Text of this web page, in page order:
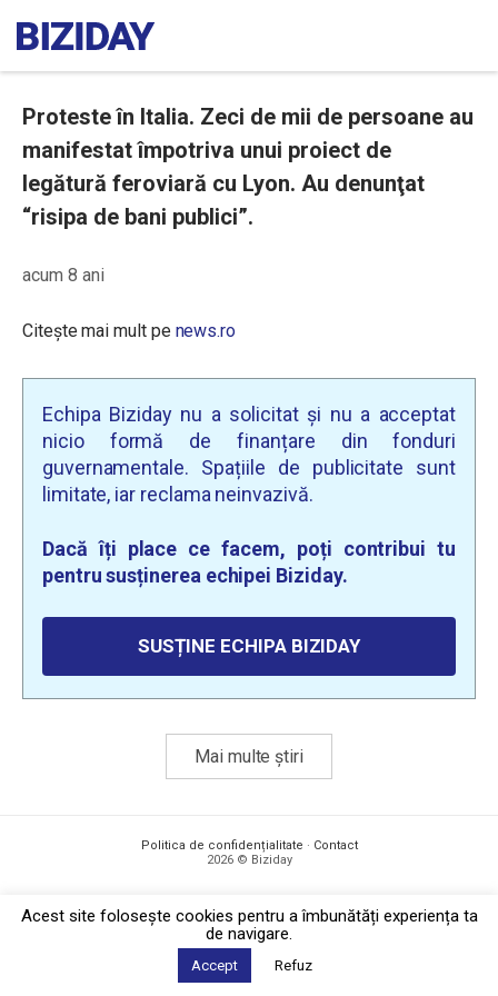
Proteste în Italia. Zeci de mii de persoane au
manifestat împotriva unui proiect de
legătură feroviară cu Lyon. Au denunţat
“risipa de bani publici”.
acum 8 ani
Citește mai mult pe news.ro
Echipa Biziday nu a solicitat și nu a acceptat
nicio formă de finanțare din fonduri
guvernamentale. Spațiile de publicitate sunt
limitate, iar reclama neinvazivă.
Dacă îți place ce facem, poți contribui tu
pentru susținerea echipei Biziday.
SUSȚINE ECHIPA BIZIDAY
Mai multe știri
Politica de confidențialitate · Contact
2026 © Biziday
Acest site foloseşte cookies pentru a îmbunătăți experiența ta
de navigare.
Accept Refuz